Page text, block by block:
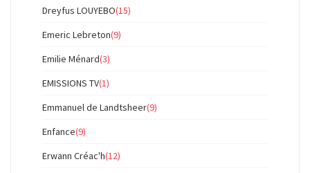
Dreyfus LOUYEBO(15)
Emeric Lebreton(9)
Emilie Ménard(3)
EMISSIONS TV(1)
Emmanuel de Landtsheer(9)
Enfance(9)
Erwann Créac'h(12)